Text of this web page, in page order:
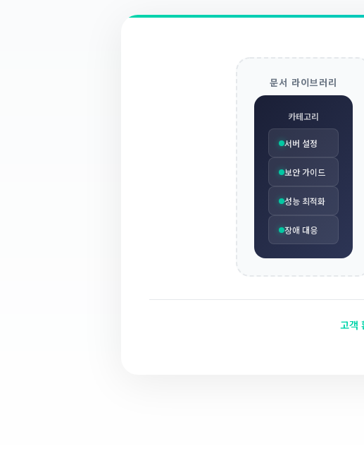
문서 라이브러리
카테고리
서버 설정
보안 가이드
성능 최적화
장애 대응
고객